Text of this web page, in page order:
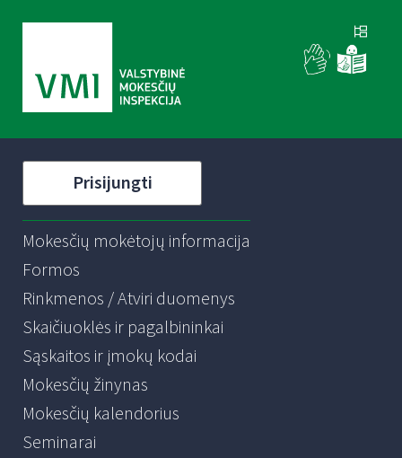
Prisijungti
Mokesčių mokėtojų informacija
Formos
Rinkmenos / Atviri duomenys
Skaičiuoklės ir pagalbininkai
Sąskaitos ir įmokų kodai
Mokesčių žinynas
Mokesčių kalendorius
Seminarai